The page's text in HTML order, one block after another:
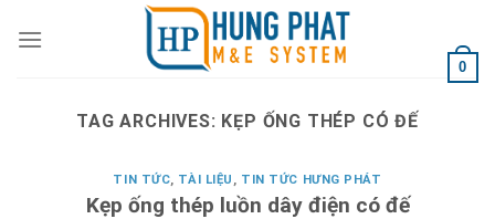
0
TAG ARCHIVES: KẸP ỐNG THÉP CÓ ĐẾ
TIN TỨC, TÀI LIỆU , TIN TỨC HƯNG PHÁT
Kẹp ống thép luồn dây điện có đế